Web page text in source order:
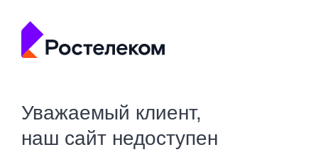
Уважаемый клиент,
наш сайт недоступен